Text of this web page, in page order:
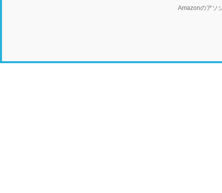
Amazonのアソ